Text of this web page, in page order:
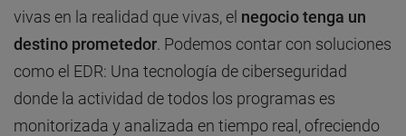
vivas en la realidad que vivas, el negocio tenga un
destino prometedor . Podemos contar con soluciones
como el EDR: Una tecnología de ciberseguridad
donde la actividad de todos los programas es
monitorizada y analizada en tiempo real, ofreciendo